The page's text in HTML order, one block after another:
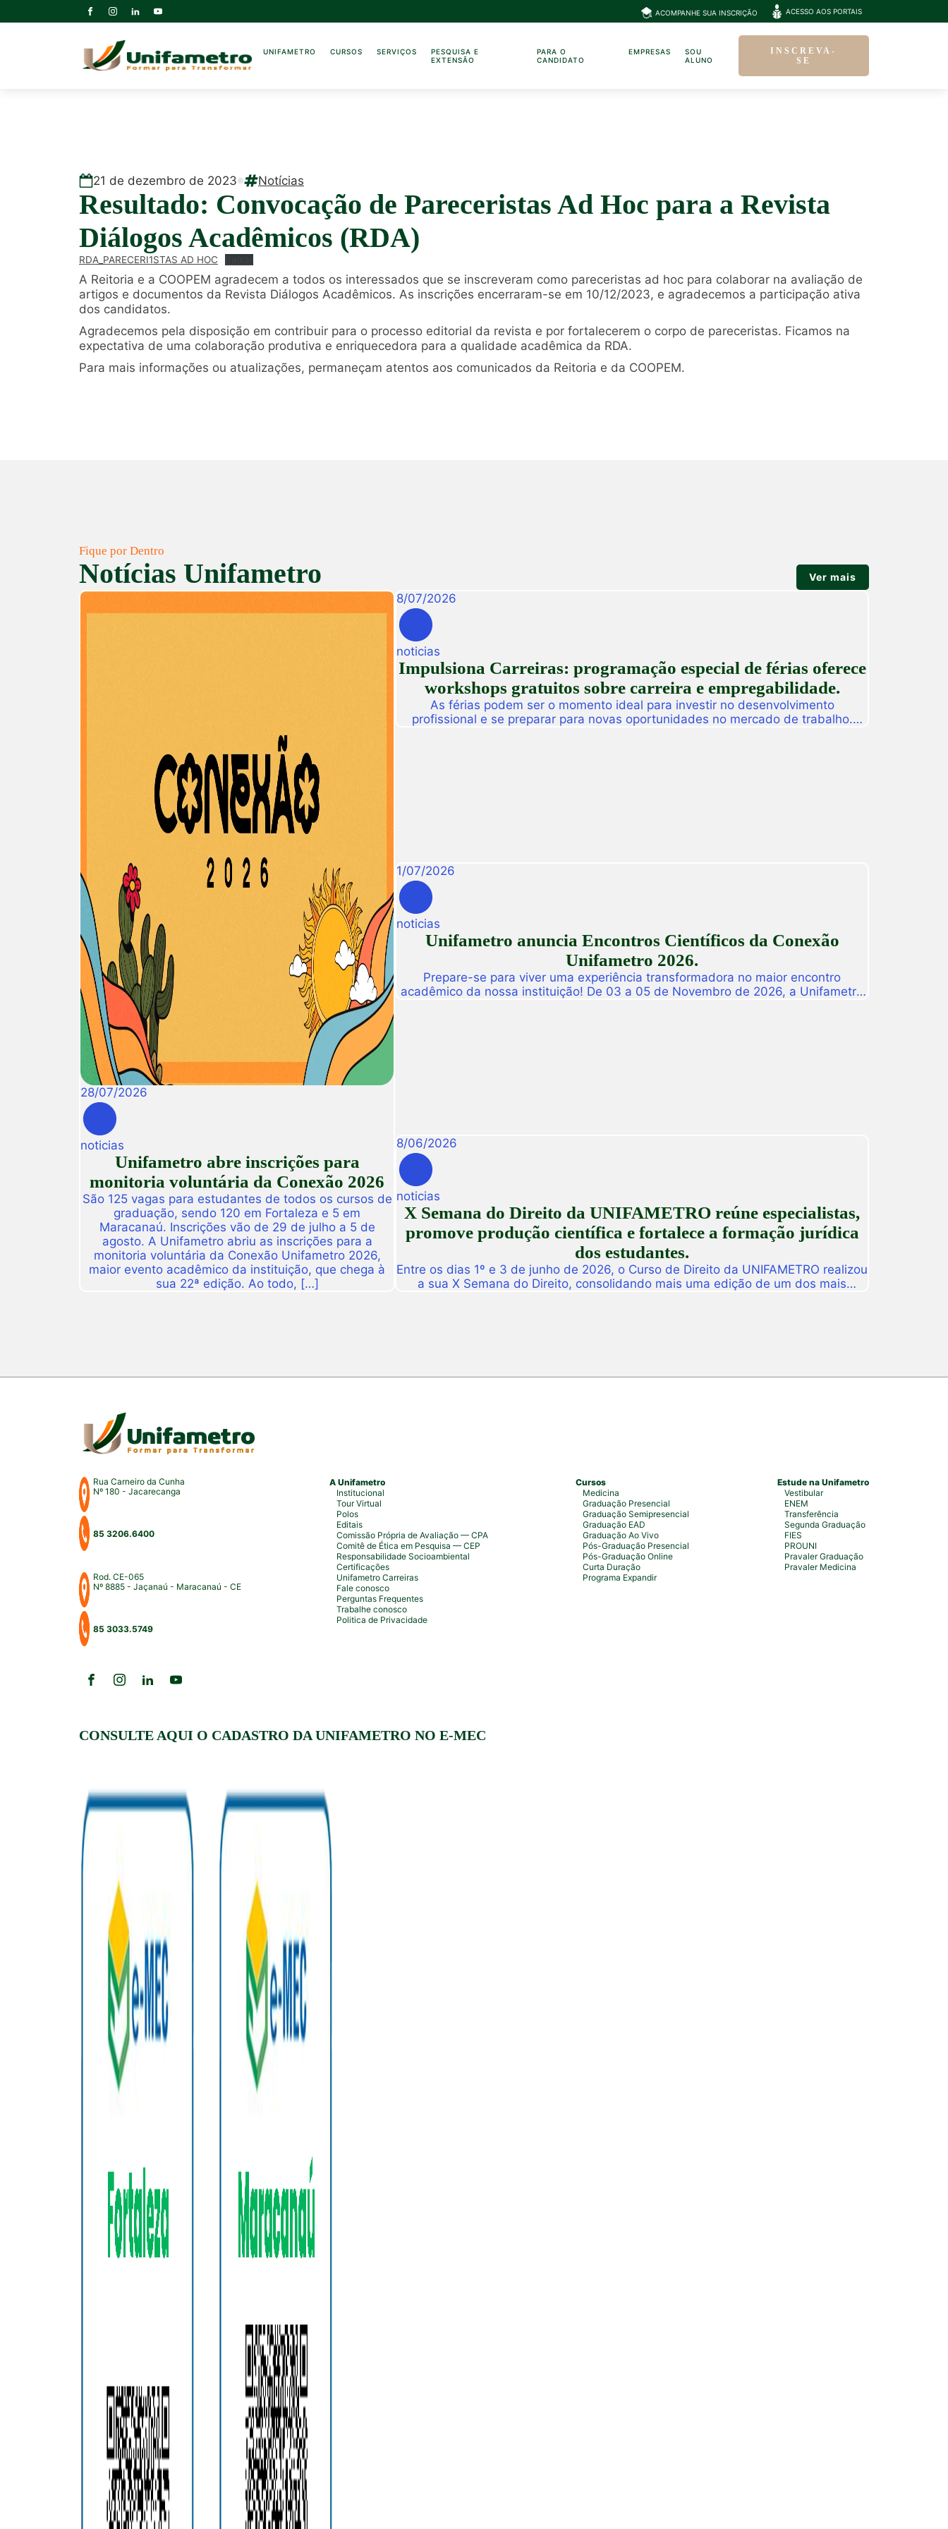
ACOMPANHE SUA INSCRIÇÃO ACESSO AOS PORTAIS
UNIFAMETRO CURSOS SERVIÇOS
PESQUISA E
EXTENSÃO
PARA O
CANDIDATO
EMPRESAS
SOU
ALUNO
INSCREVA-
SE
21 de dezembro de 2023 Notícias
Resultado: Convocação de Pareceristas Ad Hoc para a Revista
Diálogos Acadêmicos (RDA)
RDA_PARECERI1STAS AD HOC
A Reitoria e a COOPEM agradecem a todos os interessados que se inscreveram como pareceristas ad hoc para colaborar na avaliação de
artigos e documentos da Revista Diálogos Acadêmicos. As inscrições encerraram-se em 10/12/2023, e agradecemos a participação ativa
dos candidatos.
Agradecemos pela disposição em contribuir para o processo editorial da revista e por fortalecerem o corpo de pareceristas. Ficamos na
expectativa de uma colaboração produtiva e enriquecedora para a qualidade acadêmica da RDA.
Para mais informações ou atualizações, permaneçam atentos aos comunicados da Reitoria e da COOPEM.
Fique por Dentro
Notícias Unifametro Ver mais
28/07/2026
noticias
Unifametro abre inscrições para
monitoria voluntária da Conexão 2026
São 125 vagas para estudantes de todos os cursos de
graduação, sendo 120 em Fortaleza e 5 em
Maracanaú. Inscrições vão de 29 de julho a 5 de
agosto. A Unifametro abriu as inscrições para a
monitoria voluntária da Conexão Unifametro 2026,
maior evento acadêmico da instituição, que chega à
sua 22ª edição. Ao todo, […]
8/07/2026
noticias
Impulsiona Carreiras: programação especial de férias oferece
workshops gratuitos sobre carreira e empregabilidade.
As férias podem ser o momento ideal para investir no desenvolvimento
profissional e se preparar para novas oportunidades no mercado de trabalho.
1/07/2026
noticias
Unifametro anuncia Encontros Científicos da Conexão
Unifametro 2026.
Prepare-se para viver uma experiência transformadora no maior encontro
acadêmico da nossa instituição! De 03 a 05 de Novembro de 2026, a Unifametro
8/06/2026
noticias
X Semana do Direito da UNIFAMETRO reúne especialistas,
promove produção científica e fortalece a formação jurídica
dos estudantes.
Entre os dias 1º e 3 de junho de 2026, o Curso de Direito da UNIFAMETRO realizou
a sua X Semana do Direito, consolidando mais uma edição de um dos mais
Rua Carneiro da Cunha
Nº 180 - Jacarecanga
85 3206.6400
Rod. CE-065
Nº 8885 - Jaçanaú - Maracanaú - CE
85 3033.5749
A Unifametro
Institucional
Tour Virtual
Polos
Editais
Comissão Própria de Avaliação — CPA
Comitê de Ética em Pesquisa — CEP
Responsabilidade Socioambiental
Certificações
Unifametro Carreiras
Fale conosco
Perguntas Frequentes
Trabalhe conosco
Politica de Privacidade
Cursos
Medicina
Graduação Presencial
Graduação Semipresencial
Graduação EAD
Graduação Ao Vivo
Pós-Graduação Presencial
Pós-Graduação Online
Curta Duração
Programa Expandir
Estude na Unifametro
Vestibular
ENEM
Transferência
Segunda Graduação
FIES
PROUNI
Pravaler Graduação
Pravaler Medicina
CONSULTE AQUI O CADASTRO DA UNIFAMETRO NO E-MEC